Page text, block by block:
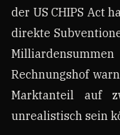
der US CHIPS Act
direkte
Rechnungshof
Marktanteil auf
unrealistisch sein